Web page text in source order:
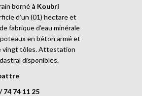
borné à Koubri
d’un (01) hectare et
fabrique d’eau minérale
en béton armé et
vingt tôles. Attestation
disponibles.
74 74 11 25